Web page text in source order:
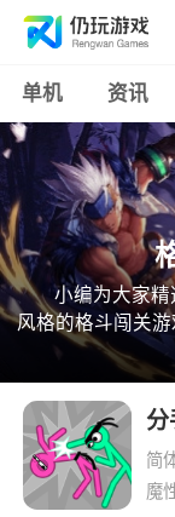
单机 资讯
小编为大家
风格的格斗闯关
的格斗竞技闯关
的存在，感兴趣
分
简
魔